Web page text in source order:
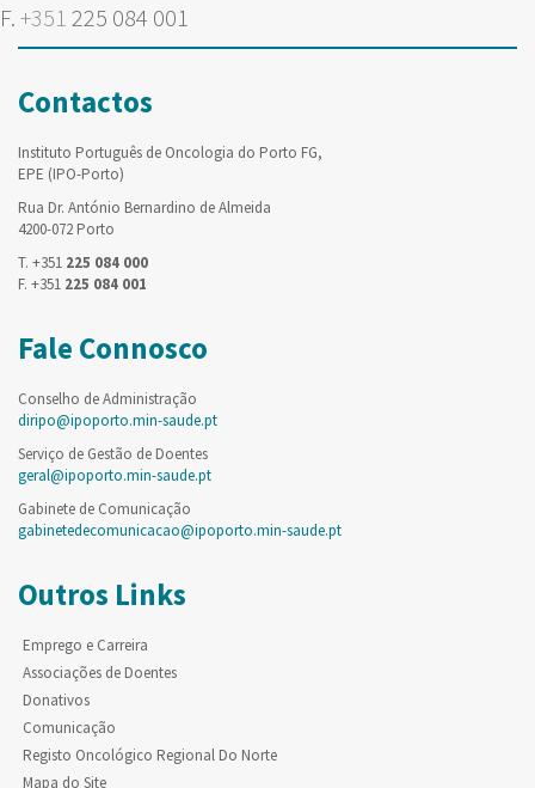
F. +351 225 084 001
Contactos
Instituto Português de Oncologia do Porto FG,
EPE (IPO-Porto)
Rua Dr. António Bernardino de Almeida
4200-072 Porto
T. +351 225 084 000
F. +351 225 084 001
Fale Connosco
Conselho de Administração
diripo@ipoporto.min-saude.pt
Serviço de Gestão de Doentes
geral@ipoporto.min-saude.pt
Gabinete de Comunicação
gabinetedecomunicacao@ipoporto.min-saude.pt
Outros Links
Emprego e Carreira
Associações de Doentes
Donativos
Comunicação
Registo Oncológico Regional Do Norte
Mapa do Site